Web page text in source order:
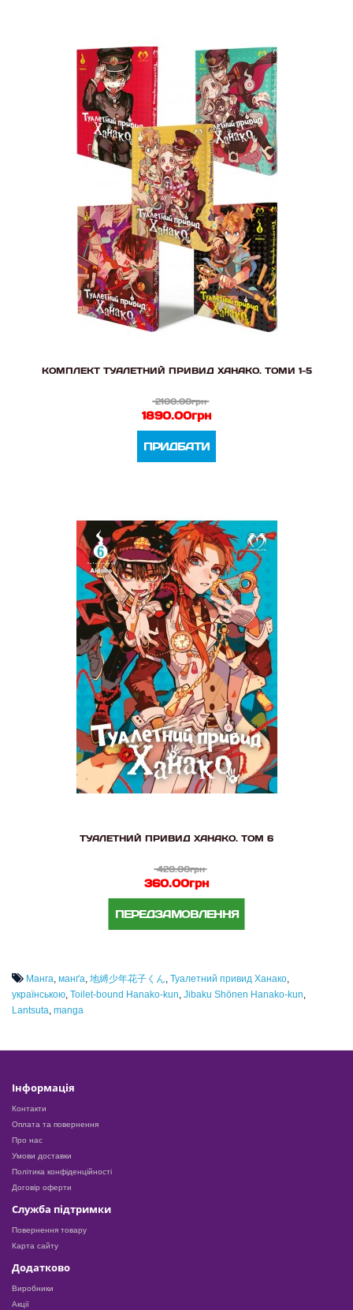
КОМПЛЕКТ ТУАЛЕТНИЙ ПРИВИД ХАНАКО. ТОМИ 1-5
2100.00грн
1890.00грн
ПРИДБАТИ
ТУАЛЕТНИЙ ПРИВИД ХАНАКО. ТОМ 6
420.00грн
360.00грн
ПЕРЕДЗАМОВЛЕННЯ
Манга, манґа, 地縛少年花子くん, Туалетний привид Ханако,
українською, Toilet-bound Hanako-kun, Jibaku Shōnen Hanako-kun,
Lantsuta, manga
Інформація
Контакти
Оплата та повернення
Про нас
Умови доставки
Політика конфіденційності
Договір оферти
Служба підтримки
Повернення товару
Карта сайту
Додатково
Виробники
Акції